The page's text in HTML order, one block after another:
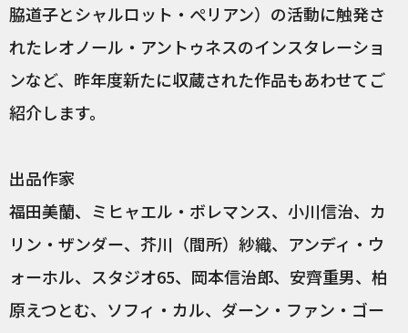
脇道子とシャルロット・ぺリアン）の活動に触発さ
れたレオノール・アントゥネスのインスタレーショ
ンなど、昨年度新たに収蔵された作品もあわせてご
紹介します。
出品作家
福田美蘭、ミヒャエル・ボレマンス、小川信治、カ
リン・ザンダー、芥川（間所）紗織、アンディ・ウ
ォーホル、スタジオ65、岡本信治郎、安齊重男、柏
原えつとむ、ソフィ・カル、ダーン・ファン・ゴー